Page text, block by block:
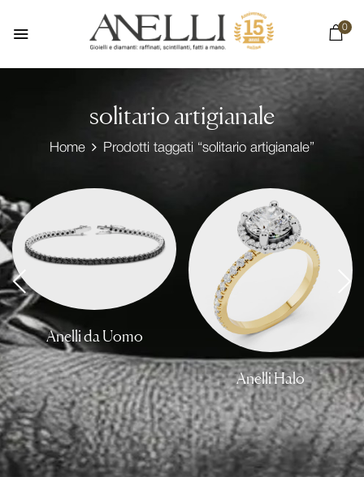
0
solitario artigianale
Home Prodotti taggati “solitario artigianale”
Anelli da Uomo
Anelli Halo